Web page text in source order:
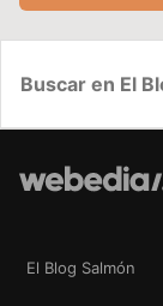
El Blog Salmón